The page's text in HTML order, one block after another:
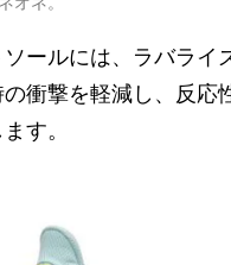
ールには、ラバライ
衝撃を軽減し、反応
す。